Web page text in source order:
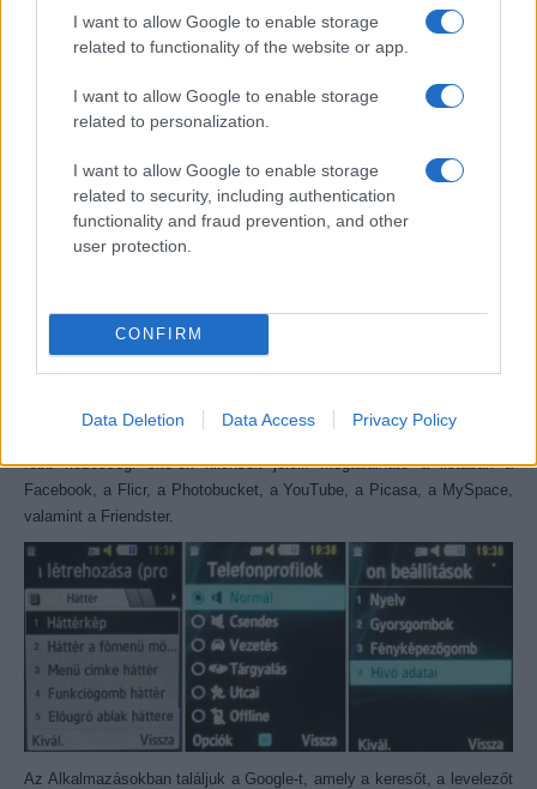
I want to allow Google to enable storage
related to functionality of the website or app.
I want to allow Google to enable storage
related to personalization.
I want to allow Google to enable storage
related to security, including authentication
functionality and fraud prevention, and other
user protection.
CONFIRM
Data Deletion Data Access Privacy Policy
A szervezőben találjuk a napi, heti és havi nézetű naptárat, a
jegyzetet, a feladatlistát, valamint a világórát és a többfunkciós
számológépet, itt már függvényeket is számolhatunk (hatvány,
is létrehozható, jópofa, hogy külön állítható az ébresztő hangjának
ismétlések számát is maximalizálhatunk (ha például úgy döntünk,
főbb közösségi site-ok klienseit jelöli. Megtalálható a listában a
Facebook, a Flicr, a Photobucket, a YouTube, a Picasa, a MySpace,
valamint a Friendster.
Az Alkalmazásokban találjuk a Google-t, amely a keresőt, a levelezőt